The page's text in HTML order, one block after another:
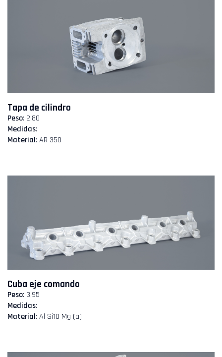
Tapa de cilindro
Peso: 2,80
Medidas:
Material: AR 350
Cuba eje comando
Peso: 3,95
Medidas:
Material: Al Si10 Mg (a)